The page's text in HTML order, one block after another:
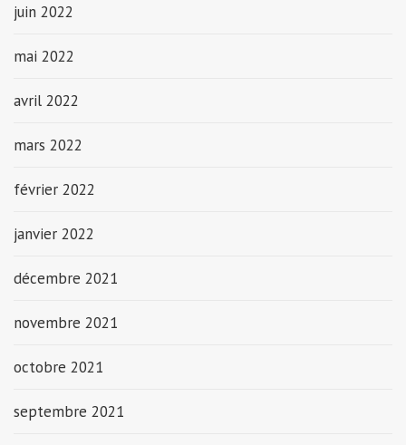
juin 2022
mai 2022
avril 2022
mars 2022
février 2022
janvier 2022
décembre 2021
novembre 2021
octobre 2021
septembre 2021